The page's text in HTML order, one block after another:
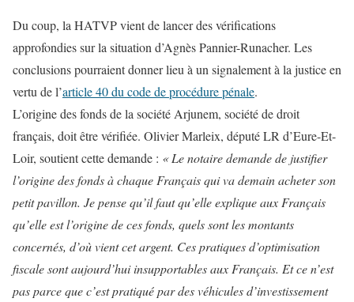
Du coup, la HATVP vient de lancer des vérifications
approfondies sur la situation d’Agnès Pannier-Runacher. Les
conclusions pourraient donner lieu à un signalement à la justice en
vertu de l’article 40 du code de procédure pénale.
L’origine des fonds de la société Arjunem, société de droit
français, doit être vérifiée. Olivier Marleix, député LR d’Eure-Et-
Loir, soutient cette demande : « Le notaire demande de justifier
l’origine des fonds à chaque Français qui va demain acheter son
petit pavillon. Je pense qu’il faut qu’elle explique aux Français
qu’elle est l’origine de ces fonds, quels sont les montants
concernés, d’où vient cet argent. Ces pratiques d’optimisation
fiscale sont aujourd’hui insupportables aux Français. Et ce n’est
pas parce que c’est pratiqué par des véhicules d’investissement